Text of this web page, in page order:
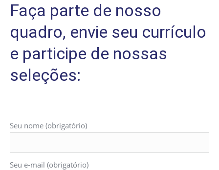
Faça parte de nosso
quadro, envie seu currículo
e participe de nossas
seleções:
Seu nome (obrigatório)
Seu e-mail (obrigatório)